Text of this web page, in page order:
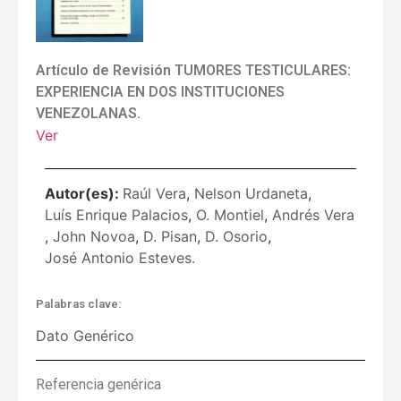
Artículo de Revisión TUMORES TESTICULARES:
EXPERIENCIA EN DOS INSTITUCIONES
VENEZOLANAS.
Ver
Autor(es): Raúl Vera, Nelson Urdaneta,
Luís Enrique Palacios, O. Montiel, Andrés Vera
, John Novoa, D. Pisan, D. Osorio,
José Antonio Esteves.
Palabras clave:
Dato Genérico
Referencia genérica